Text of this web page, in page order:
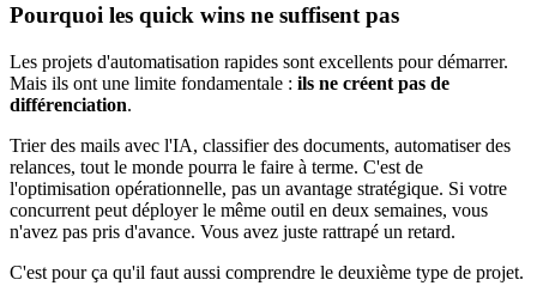
Pourquoi les quick wins ne suffisent pas
Les projets d'automatisation rapides sont excellents pour démarrer.
Mais ils ont une limite fondamentale : ils ne créent pas de
différenciation.
Trier des mails avec l'IA, classifier des documents, automatiser des
relances, tout le monde pourra le faire à terme. C'est de
l'optimisation opérationnelle, pas un avantage stratégique. Si votre
concurrent peut déployer le même outil en deux semaines, vous
n'avez pas pris d'avance. Vous avez juste rattrapé un retard.
C'est pour ça qu'il faut aussi comprendre le deuxième type de projet.